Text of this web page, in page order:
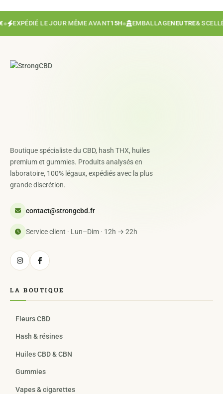
EXPÉDIÉ LE JOUR MÊME AVANT15H● EMBALLAGENEUTRE& SCELLÉ●
Boutique spécialiste du CBD, hash THX, huiles
premium et gummies. Produits analysés en
laboratoire, 100% légaux, expédiés avec la plus
grande discrétion.
contact@strongcbd.fr
Service client · Lun–Dim · 12h → 22h
LA BOUTIQUE
Fleurs CBD
Hash & résines
Huiles CBD & CBN
Gummies
Vapes & cigarettes